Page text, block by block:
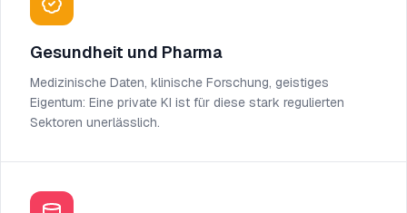
Gesundheit und Pharma
Medizinische Daten, klinische Forschung, geistiges
Eigentum: Eine private KI ist für diese stark regulierten
Sektoren unerlässlich.